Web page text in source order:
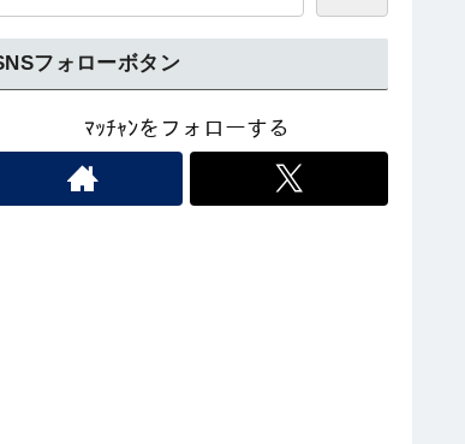
フォローボタン
ﾏｯﾁｬﾝをフォローする